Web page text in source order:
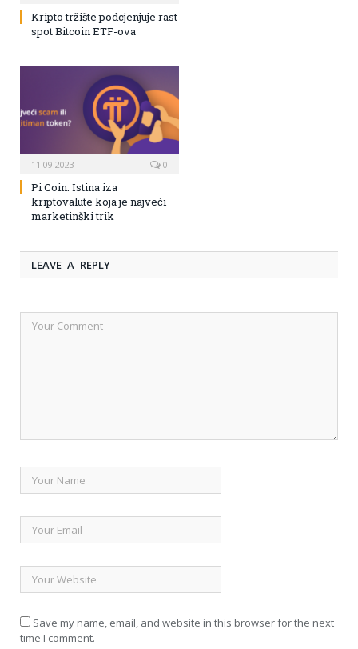
Kripto tržište podcjenjuje rast
spot Bitcoin ETF-ova
11.09.2023 0
Pi Coin: Istina iza
kriptovalute koja je najveći
marketinški trik
LEAVE A REPLY
Save my name, email, and website in this browser for the next
time I comment.